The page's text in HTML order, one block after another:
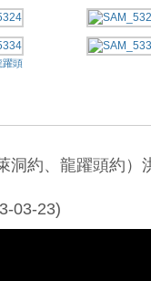
躍頭
洞約、龍躍頭約）
03-23)